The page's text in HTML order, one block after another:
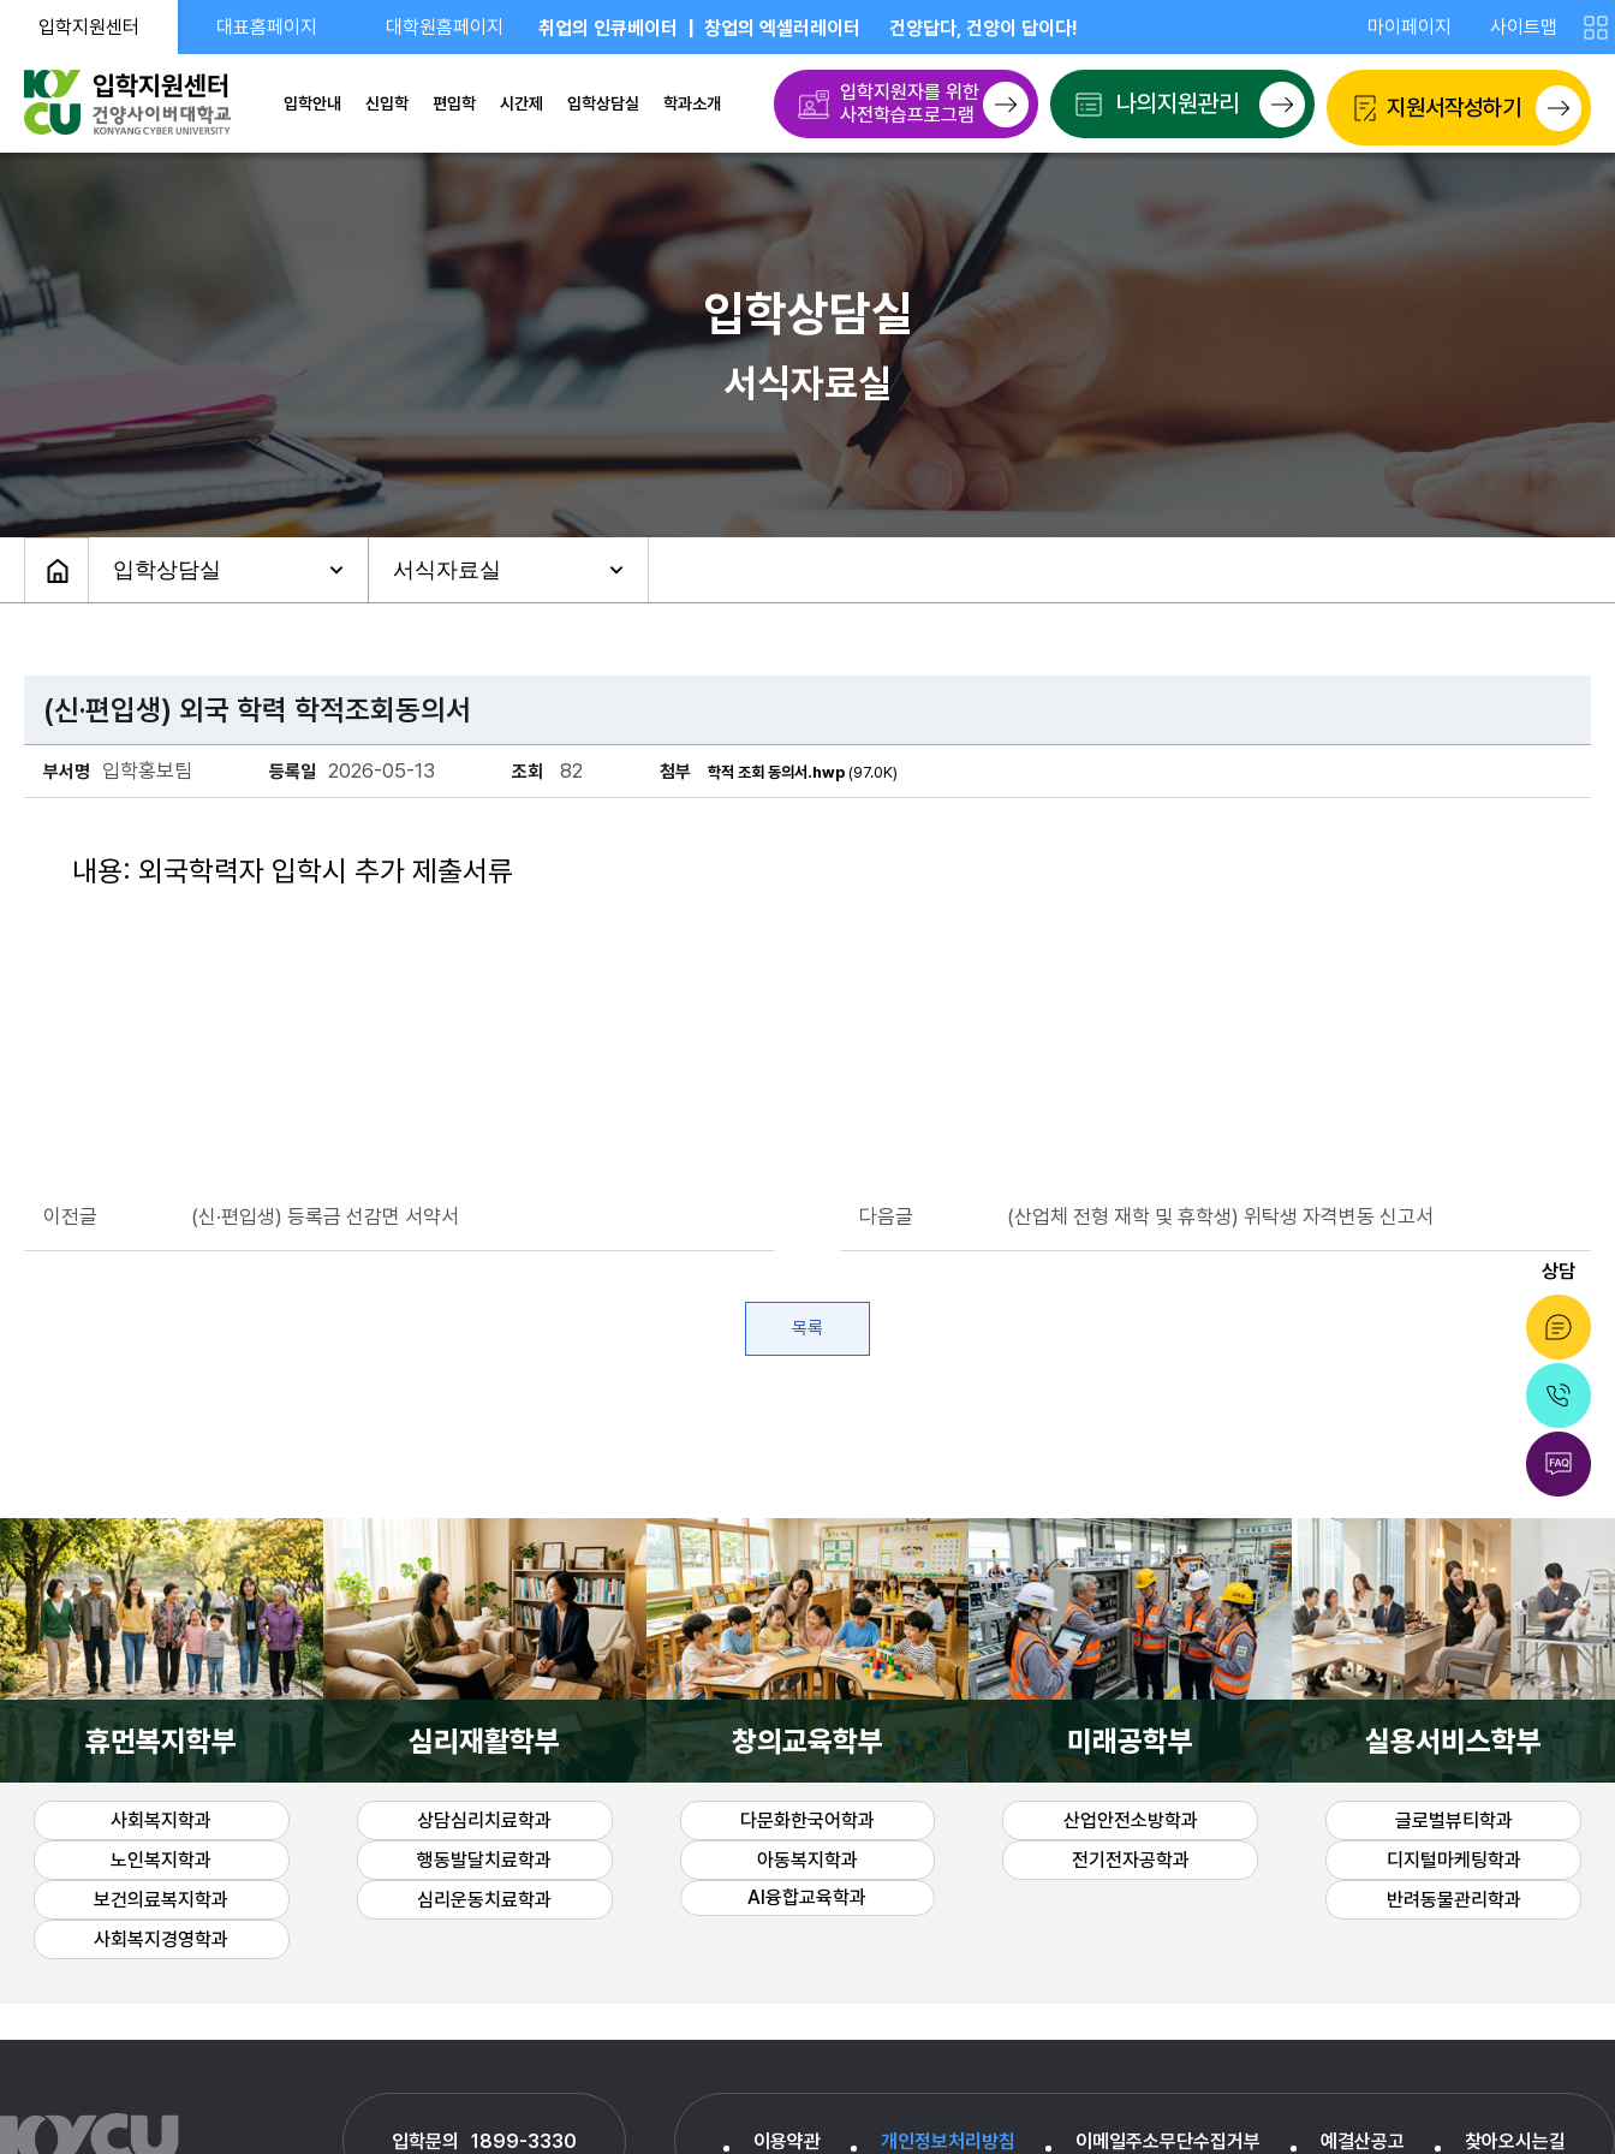
입학지원센터 대표홈페이지 대학원홈페이지 취업의 인큐베이터 | 창업의 엑셀러레이터 건양답다, 건양이 답이다! 마이페이지 사이트맵
사
기
입학안내 신입학 편입학 시간제 입학상담실 학과소개
입학지원자를 위한
사전학습프로그램
나의지원관리 지원서작성하기
입학상담실
서식자료실
(신·편입생) 외국 학력 학적조회동의서
부서명 입학홍보팀 등록일 2026-05-13 조회 82 첨부 학적 조회 동의서.hwp (97.0K)
내용: 외국학력자 입학시 추가 제출서류
이전글 (신·편입생) 등록금 선감면 서약서 다음글 (산업체 전형 재학 및 휴학생) 위탁생 자격변동 신고서
목록
휴먼복지학부
사회복지학과
노인복지학과
보건의료복지학과
사회복지경영학과
심리재활학부
상담심리치료학과
행동발달치료학과
심리운동치료학과
창의교육학부
다문화한국어학과
아동복지학과
AI융합교육학과
미래공학부
산업안전소방학과
전기전자공학과
실용서비스학부
글로벌뷰티학과
디지털마케팅학과
반려동물관리학과
입학문의 1899-3330 이용약관 개인정보처리방침 이메일주소무단수집거부 예결산공고 찾아오시는길
상담